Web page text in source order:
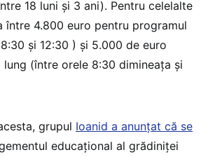
18 luni şi 3 ani). Pentru celelalte
între 4.800 euro pentru programul
şi 12:30 ) şi 5.000 de euro
(între orele 8:30 dimineaţa şi
grupul Ioanid a anunțat că se
educațional al grădiniței